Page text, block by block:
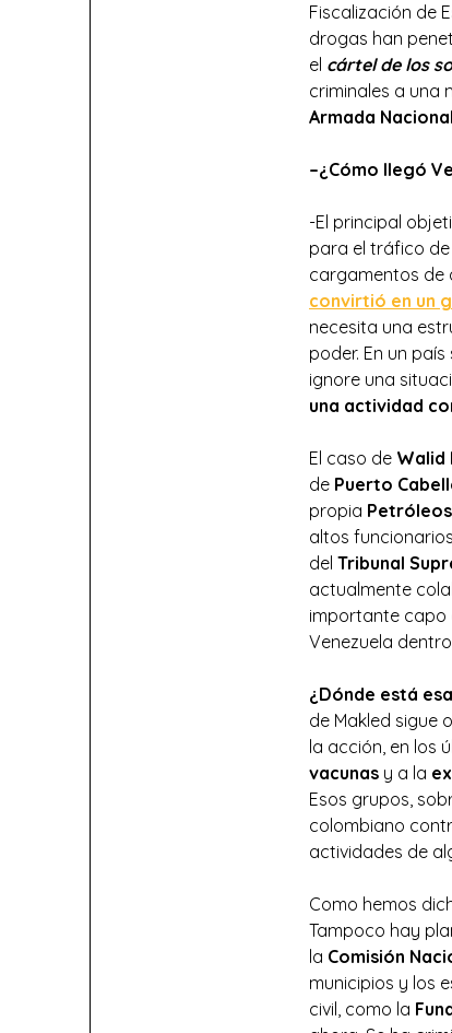
Fiscalización de
drogas han
el cártel de los
criminales a una
Armada Nacional
–¿Cómo llegó
-El principal
para el tráfico
cargamentos de
convirtió en un
necesita una
poder. En un
ignore una
una actividad
El caso de Walid
de Puerto
propia Petróleos
altos
del Tribunal
actualmente
importante capo
Venezuela
¿Dónde está
de Makled sigue
la acción, en los
vacunas y a la
Esos grupos,
colombiano
actividades de
Como hemos
Tampoco hay
la Comisión
municipios y los
civil, como la